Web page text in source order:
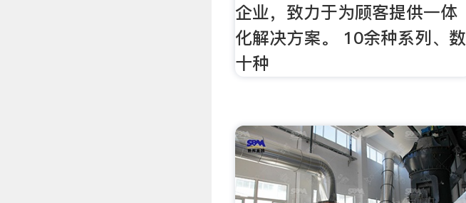
企业，致力于为顾客提供一体
化解决方案。 10余种系列、数
十种